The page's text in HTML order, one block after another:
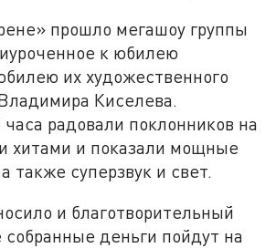
прошло мегашоу группы
к юбилею
их художественного
Киселева.
радовали поклонников на
хитами и показали мощные
также суперзвук и свет.
и благотворительный
собранные деньги пойдут на